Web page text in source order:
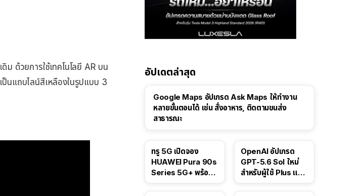
ด้วยการใช้เทคโนโลยี AR บน
ป็นแถบไลน์สีเหลืองในรูปแบบ 3
อัปเดตล่าสุด
Google Maps อัปเกรด Ask Maps ให้ทำงาน
หลายขั้นตอนได้ เช่น สั่งอาหาร, ติดตามขนส่ง
สาธารณะ
ทรู 5G เปิดจอง
HUAWEI Pura 90s
Series 5G+ พร้อม
OpenAI อัปเกรด
GPT-5.6 Sol ใหม่
สำหรับผู้ใช้ Plus และ